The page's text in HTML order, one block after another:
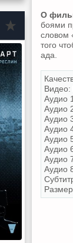
О
боями
словом
того
ада.
Видео:
Аудио
Аудио
Аудио
Аудио
Аудио
Аудио
Аудио
Аудио